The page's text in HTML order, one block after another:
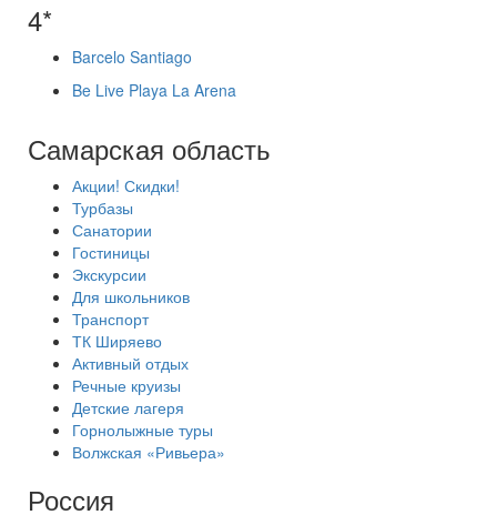
4*
Barcelo Santiago
Be Live Playa La Arena
Самарская область
Акции! Скидки!
Турбазы
Санатории
Гостиницы
Экскурсии
Для школьников
Транспорт
ТК Ширяево
Активный отдых
Речные круизы
Детские лагеря
Горнолыжные туры
Волжская «Ривьера»
Россия